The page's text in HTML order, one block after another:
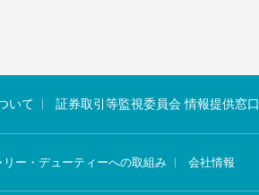
いて 証券取引等監視委員会 情報提供窓口
リー・デューティーへの取組み 会社情報